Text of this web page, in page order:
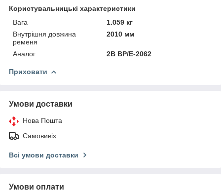
Користувальницькі характеристики
Вага
1.059 кг
Внутрішня довжина
ременя
2010 мм
Аналог 2B BP/E-2062
Приховати
Умови доставки
Нова Пошта
Самовивіз
Всі умови доставки
Умови оплати